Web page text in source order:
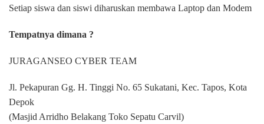
Setiap siswa dan siswi diharuskan membawa Laptop dan Modem
Tempatnya dimana ?
JURAGANSEO CYBER TEAM
Jl. Pekapuran Gg. H. Tinggi No. 65 Sukatani, Kec. Tapos, Kota
Depok
(Masjid Arridho Belakang Toko Sepatu Carvil)